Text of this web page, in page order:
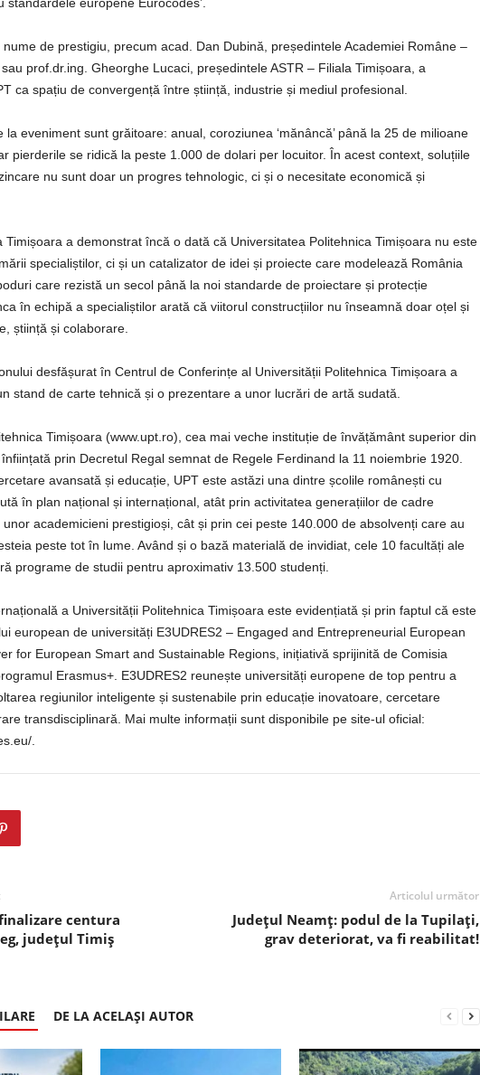
de prestigiu, precum acad. Dan Dubină, președintele Academiei Române –
prof.dr.ing. Gheorghe Lucaci, președintele ASTR – Filiala Timișoara, a
ca spațiu de convergență între știință, industrie și mediul profesional.
la eveniment sunt grăitoare: anual, coroziunea ‘mănâncă’ până la 25 de milioane
pierderile se ridică la peste 1.000 de dolari per locuitor. În acest context, soluțiile
nu sunt doar un progres tehnologic, ci și o necesitate economică și
Timișoara a demonstrat încă o dată că Universitatea Politehnica Timișoara nu este
specialiștilor, ci și un catalizator de idei și proiecte care modelează România
care rezistă un secol până la noi standarde de proiectare și protecție
în echipă a specialiștilor arată că viitorul construcțiilor nu înseamnă doar oțel și
știință și colaborare.
desfășurat în Centrul de Conferințe al Universității Politehnica Timișoara a
stand de carte tehnică și o prezentare a unor lucrări de artă sudată.
Timișoara (www.upt.ro), cea mai veche instituție de învățământ superior din
prin Decretul Regal semnat de Regele Ferdinand la 11 noiembrie 1920.
avansată și educație, UPT este astăzi una dintre școlile românești cu
în plan național și internațional, atât prin activitatea generațiilor de cadre
academicieni prestigioși, cât și prin cei peste 140.000 de absolvenți care au
peste tot în lume. Având și o bază materială de invidiat, cele 10 facultăți ale
programe de studii pentru aproximativ 13.500 studenți.
a Universității Politehnica Timișoara este evidențiată și prin faptul că este
european de universități E3UDRES2 – Engaged and Entrepreneurial European
for European Smart and Sustainable Regions, inițiativă sprijinită de Comisia
Erasmus+. E3UDRES2 reunește universități europene de top pentru a
regiunilor inteligente și sustenabile prin educație inovatoare, cercetare
transdisciplinară. Mai multe informații sunt disponibile pe site-ul oficial:
.
centura
județul Timiș
Articolul următor
Județul Neamț: podul de la Tupilați,
grav deteriorat, va fi reabilitat!
DE LA ACELAȘI AUTOR